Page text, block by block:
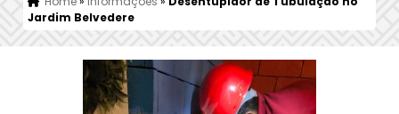
Jardim Belvedere